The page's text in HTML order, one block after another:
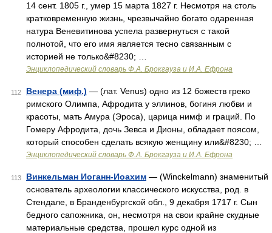
14 сент. 1805 г., умер 15 марта 1827 г. Несмотря на столь
кратковременную жизнь, чрезвычайно богато одаренная
натура Веневитинова успела развернуться с такой
полнотой, что его имя является тесно связанным с
историей не только&#8230; …
Энциклопедический словарь Ф.А. Брокгауза и И.А. Ефрона
112 Венера (миф.) — (лат. Venus) одно из 12 божеств греко
римского Олимпа, Афродита у эллинов, богиня любви и
красоты, мать Амура (Эроса), царица нимф и граций. По
Гомеру Афродита, дочь Зевса и Дионы, обладает поясом,
который способен сделать всякую женщину или&#8230; …
Энциклопедический словарь Ф.А. Брокгауза и И.А. Ефрона
113 Винкельман Иоганн-Иоахим — (Winckelmann) знаменитый
основатель археологии классического искусства, род. в
Стендале, в Бранденбургской обл., 9 декабря 1717 г. Сын
бедного сапожника, он, несмотря на свои крайне скудные
материальные средства, прошел курс одной из